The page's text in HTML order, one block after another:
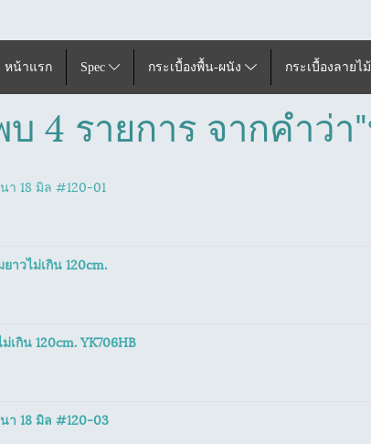
หน้าแรก Spec กระเบื้องพื้น-ผนัง กระเบื้องลายไม้
4 รายการ จากคำว่า
า 18 มิล #120-01
าวไม่เกิน 120cm.
กิน 120cm. YK706HB
า 18 มิล #120-03